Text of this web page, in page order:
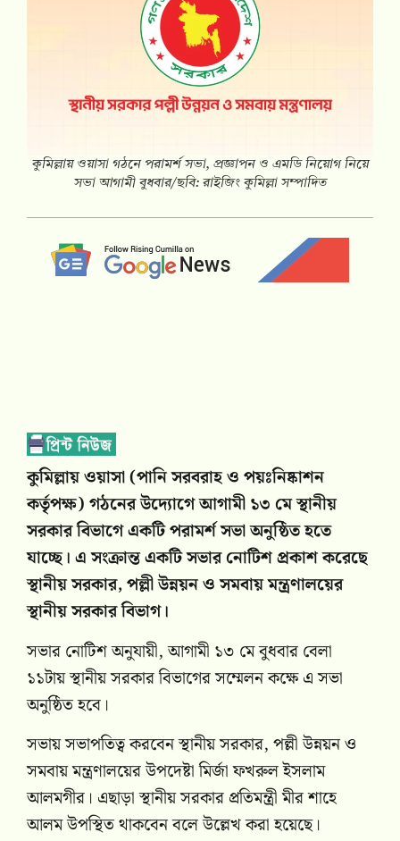
কুমিল্লায় ওয়াসা গঠনে পরামর্শ সভা, প্রজ্ঞাপন ও এমডি নিয়োগ নিয়ে
সভা আগামী বুধবার/ছবি: রাইজিং কুমিল্লা সম্পাদিত
কুমিল্লায় ওয়াসা (পানি সরবরাহ ও পয়ঃনিষ্কাশন
কর্তৃপক্ষ) গঠনের উদ্যোগে আগামী ১৩ মে স্থানীয়
সরকার বিভাগে একটি পরামর্শ সভা অনুষ্ঠিত হতে
যাচ্ছে। এ সংক্রান্ত একটি সভার নোটিশ প্রকাশ করেছে
স্থানীয় সরকার, পল্লী উন্নয়ন ও সমবায় মন্ত্রণালয়ের
স্থানীয় সরকার বিভাগ।
সভার নোটিশ অনুযায়ী, আগামী ১৩ মে বুধবার বেলা
১১টায় স্থানীয় সরকার বিভাগের সম্মেলন কক্ষে এ সভা
অনুষ্ঠিত হবে।
সভায় সভাপতিত্ব করবেন স্থানীয় সরকার, পল্লী উন্নয়ন ও
সমবায় মন্ত্রণালয়ের উপদেষ্টা মির্জা ফখরুল ইসলাম
আলমগীর। এছাড়া স্থানীয় সরকার প্রতিমন্ত্রী মীর শাহে
আলম উপস্থিত থাকবেন বলে উল্লেখ করা হয়েছে।